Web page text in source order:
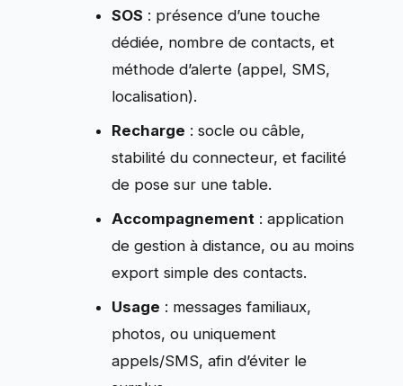
SOS : présence d’une touche
dédiée, nombre de contacts, et
méthode d’alerte (appel, SMS,
localisation).
Recharge : socle ou câble,
stabilité du connecteur, et facilité
de pose sur une table.
Accompagnement : application
de gestion à distance, ou au moins
export simple des contacts.
Usage : messages familiaux,
photos, ou uniquement
appels/SMS, afin d’éviter le